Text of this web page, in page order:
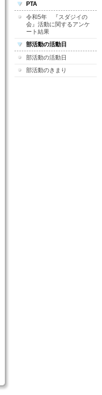
PTA
令和5年 『スダジイの
会』活動に関するアンケ
ート結果
部活動の活動日
部活動の活動日
部活動のきまり